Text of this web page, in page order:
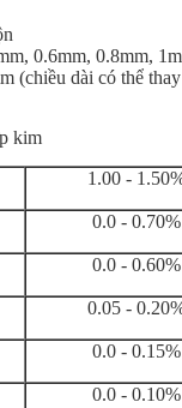
0.6mm, 0.8mm,
(chiều dài có thể
kim
1.00 -
0.0 - 0.70%
0.0 - 0.60%
0.05 -
0.0 - 0.15%
0.0 - 0.10%